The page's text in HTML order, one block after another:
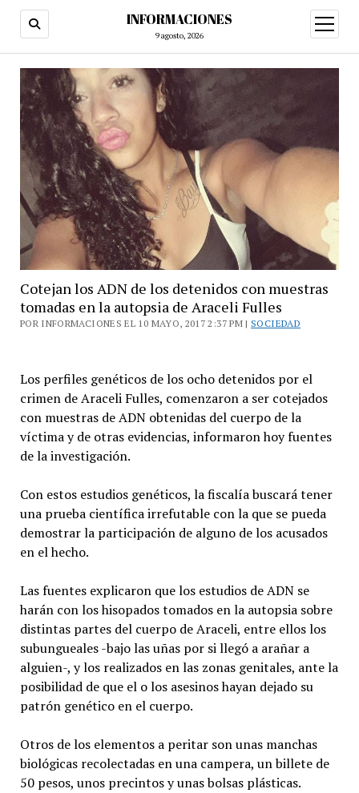
INFORMACIONES
9 agosto, 2026
abrir
menú
Cotejan los ADN de los detenidos con muestras
tomadas en la autopsia de Araceli Fulles
POR INFORMACIONES EL 10 MAYO, 2017 2:37 PM | SOCIEDAD
Los perfiles genéticos de los ocho detenidos por el
crimen de Araceli Fulles, comenzaron a ser cotejados
con muestras de ADN obtenidas del cuerpo de la
víctima y de otras evidencias, informaron hoy fuentes
de la investigación.
Con estos estudios genéticos, la fiscalía buscará tener
una prueba científica irrefutable con la que se pueda
demostrar la participación de alguno de los acusados
en el hecho.
Las fuentes explicaron que los estudios de ADN se
harán con los hisopados tomados en la autopsia sobre
distintas partes del cuerpo de Araceli, entre ellos los
subungueales -bajo las uñas por si llegó a arañar a
alguien-, y los realizados en las zonas genitales, ante la
posibilidad de que el o los asesinos hayan dejado su
patrón genético en el cuerpo.
Otros de los elementos a peritar son unas manchas
biológicas recolectadas en una campera, un billete de
50 pesos, unos precintos y unas bolsas plásticas.